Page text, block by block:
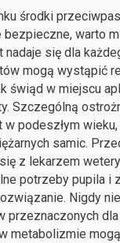
środki
warto
nadaje się dla
mogą wystąpić
świąd w miejscu
Szczególną
podeszłym
samic.
z lekarzem
potrzeby pupila i
Nigdy
przeznaczonych
metabolizmie